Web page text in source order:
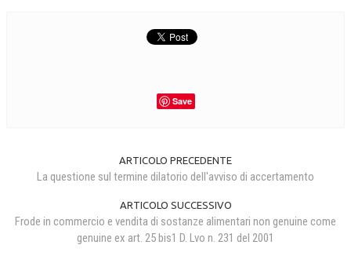
Save
ARTICOLO PRECEDENTE
La questione sul termine dilatorio dell'avviso di accertamento
ARTICOLO SUCCESSIVO
Frode in commercio e vendita di sostanze alimentari non genuine come
genuine ex art. 25 bis1 D. Lvo n. 231 del 2001